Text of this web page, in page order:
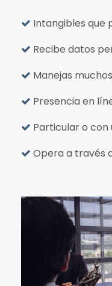
Intangibles que
Recibe datos
Manejas
Presencia en
Particular o con
Opera a través